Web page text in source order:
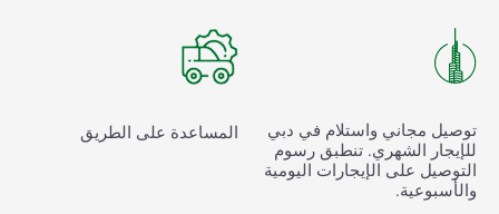
توصيل مجاني واستلام في دبي
للإيجار الشهري. تنطبق رسوم
التوصيل على الإيجارات اليومية
والأسبوعية.
المساعدة على الطريق